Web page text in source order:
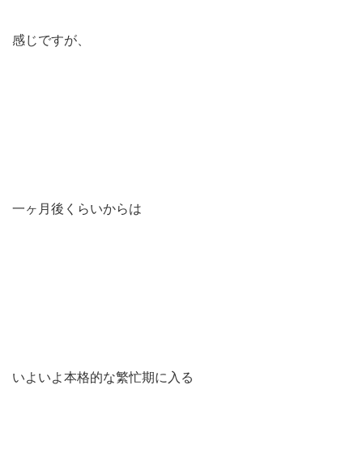
感じですが、
一ヶ月後くらいからは
いよいよ本格的な繁忙期に入る